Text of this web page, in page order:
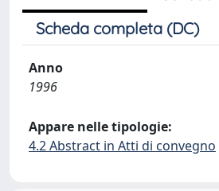
Scheda completa (DC)
Anno
1996
Appare nelle tipologie:
4.2 Abstract in Atti di convegno